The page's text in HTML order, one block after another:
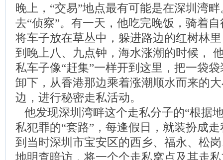
晚上，“交易”地点最有可能是在深圳湾
去“侦察”。有一天，他吃完晚饭，骑着
将车子放在草丛中，躲进路边的红树林
到晚上八、九点钟，海水涨潮的时候，
私车子像“赶集”一样开到这里，把一袋
卸下，从香港那边乘着涨潮顺水而来的
边，进行秘密走私活动。
他发现深圳湾畔这个走私分子的“根据
私犯罪的“套路”，每逢假日，就装扮成
到当时深圳市宝安区的西乡、福永、松
地明查暗访，将一个个走私窝点及其走